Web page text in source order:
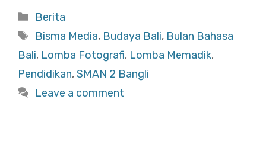
c
e
b
o
o
at
s
A
p
p
e
Categories
Berita
Tags
Bisma Media, Budaya Bali, Bulan Bahasa
Bali, Lomba Fotografi, Lomba Memadik,
Pendidikan,SMAN 2 Bangli
Leave a comment